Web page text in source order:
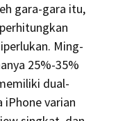
gara-gara itu,
Ming-
25%-35%
dual-
iPhone varian